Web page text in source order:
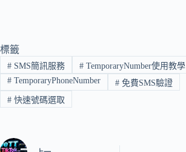
標籤
#SMS簡訊服務 #TemporaryNumber使用教學
#TemporaryPhoneNumber #免費SMS驗證
#快速號碼選取